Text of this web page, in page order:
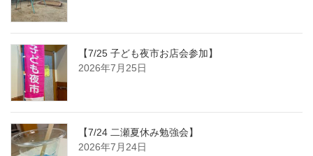
【7/25 子ども夜市お店会参加】
2026年7月25日
【7/24 二瀬夏休み勉強会】
2026年7月24日